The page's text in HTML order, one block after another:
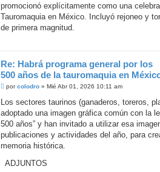
promocionó explícitamente como una
Tauromaquia en México. Incluyó rejoneo y
de primera magnitud.
Re: Habrá programa general por los
500 años de la tauromaquia en
M
n
a
j
porcolodro» Mié Abr 01, 2026 10:11 am
Los sectores taurinos (ganaderos, toreros,
adoptado una imagen gráfica común con la
500 años” y han invitado a utilizar esa
publicaciones y actividades del año, para
memoria histórica.
ADJUNTOS